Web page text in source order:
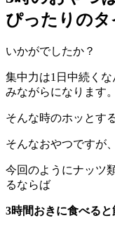
ぴったりの
いかがでしたか？
集中力は1日中続く
みながらになります。
そんな時のホッとす
そんなおやつですが、
今回のようにナッツ
るならば
3時間おきに食べる